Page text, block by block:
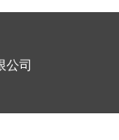
公司